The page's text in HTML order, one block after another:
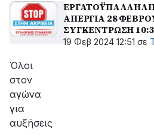
ΑΠΕΡΓΙΑ 28
ΣΥΓΚΕΝΤΡΩΣΗ
(ΑΜΦΙΣΣΑ)
19 Φεβ 2024 12:51 σε
Όλοι
στον
αγώνα
για
αυξήσεις